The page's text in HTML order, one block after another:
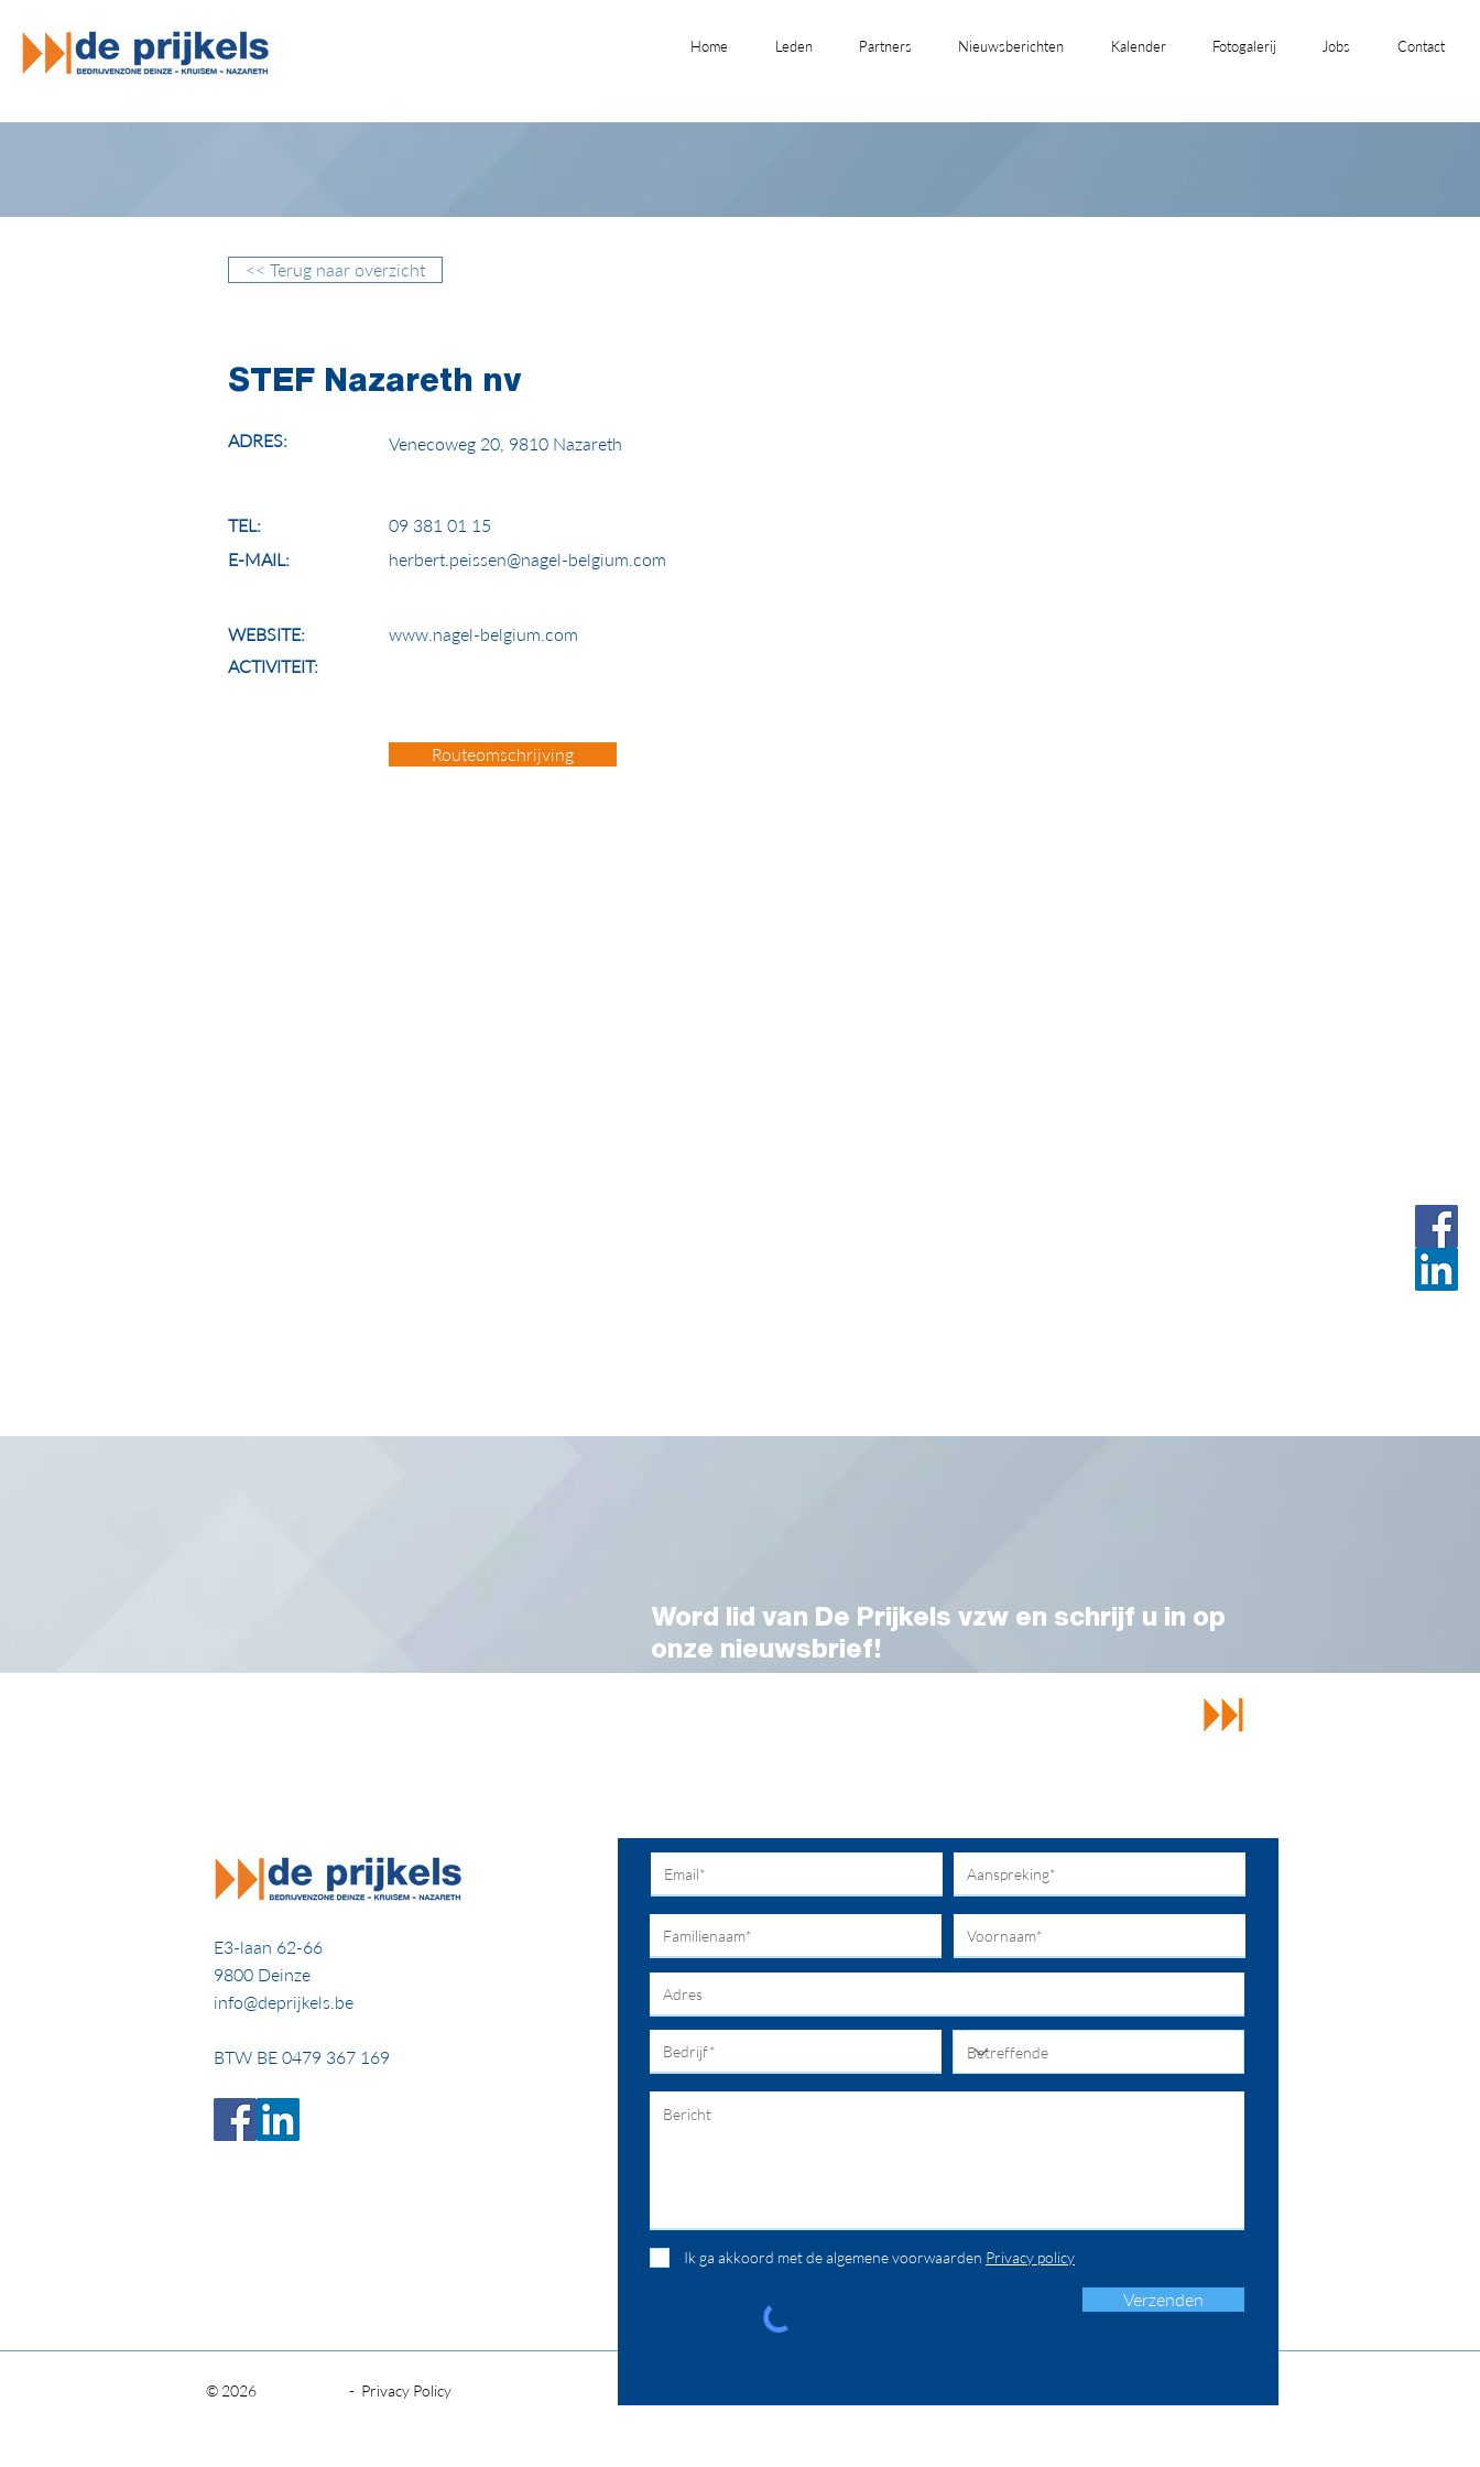
Home Leden Partners Nieuwsberichten Kalender Fotogalerij Jobs Contact
<< Terug naar overzicht
STEF Nazareth nv
ADRES: Venecoweg 20, 9810 Nazareth
TEL:
09 381 01 15
E-MAIL:
herbert.peissen@nagel-belgium.com
WEBSITE:
www.nagel-belgium.com
ACTIVITEIT:
Routeomschrijving
Word lid van De Prijkels vzw en schrijf u in op
onze nieuwsbrief!
E3-laan 62-66
9800 Deinze
info@deprijkels.be
BTW BE 0479 367 169
© 2026 - Privacy Policy
Ik ga akkoord met de algemene voorwaarden Privacy policy
Verzenden